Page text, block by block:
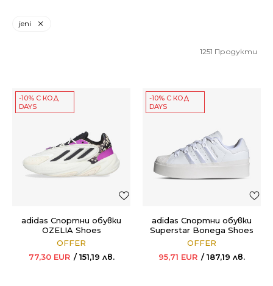
jeni
1251 Продукти
-10% С КОД
DAYS
adidas Спортни обувки
OZELIA Shoes
OFFER
77,30 EUR 151,19 лв.
-10% С КОД
DAYS
adidas Спортни обувки
Superstar Bonega Shoes
OFFER
95,71 EUR 187,19 лв.